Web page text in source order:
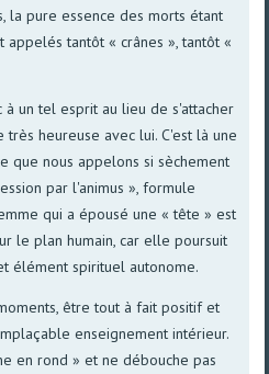
la pure essence des morts étant
appelés tantôt « crânes », tantôt «
un tel esprit au lieu de s'attacher
heureuse avec lui. C'est là une
que nous appelons si sèchement
par l'animus », formule
qui a épousé une « tête » est
le plan humain, car elle poursuit
élément spirituel autonome.
être tout à fait positif et
enseignement intérieur.
en rond » et ne débouche pas